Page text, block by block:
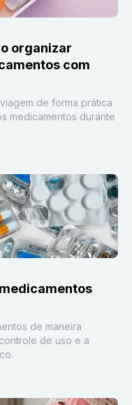
organizar
com
de forma prática
medicamentos durante
de maneira
de uso e a